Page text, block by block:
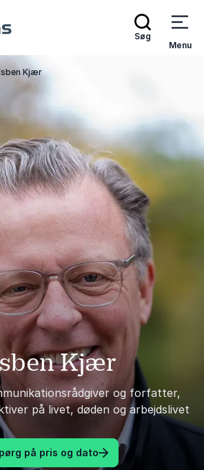
Søg
Menu
Kjær
Kjær
og forfatter,
på livet, døden og arbejdslivet
på pris og dato